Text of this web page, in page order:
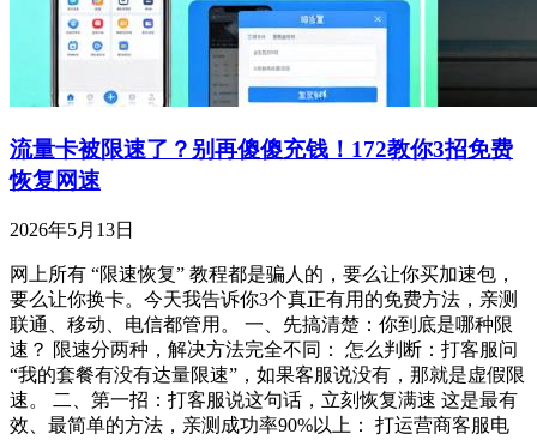
流量卡被限速了？别再傻傻充钱！172教你3招免费
恢复网速
2026年5月13日
网上所有 “限速恢复” 教程都是骗人的，要么让你买加速包，
要么让你换卡。今天我告诉你3个真正有用的免费方法，亲测
联通、移动、电信都管用。 一、先搞清楚：你到底是哪种限
速？ 限速分两种，解决方法完全不同： 怎么判断：打客服问
“我的套餐有没有达量限速”，如果客服说没有，那就是虚假限
速。 二、第一招：打客服说这句话，立刻恢复满速 这是最有
效、最简单的方法，亲测成功率90%以上： 打运营商客服电